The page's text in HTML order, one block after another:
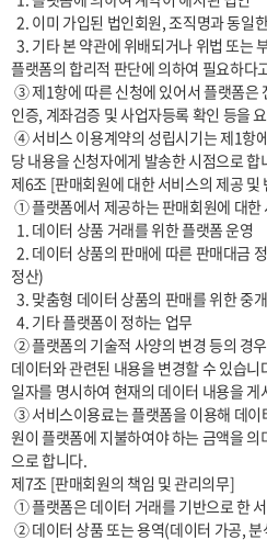
  2. 이미 가입된 법인회원, 조직명과 동일한 경우
  3. 기타 본 약관에 위배되거나 위법 또는 부당한 이용신청임이 확인된 경우 및
플랫폼의 합리적 판단에 의하여 필요하다
인증, 계좌검증 및 사업자등록 확인 등을
당 내용을 신청자에게 발송한 시점으로 합
제6조 [판매회원에 대한 서비스의 제공 및
  2. 데이터 상품의 판매에 따른 판매대금 정산 서비스(PG사를 통한 판매대금
정산)
  3. 맞춤형 데이터 상품의 판매를 위한 중개 서비스
  4. 기타 플랫폼이 정하는 업무
데이터와 관련된 내용을 변경할 수 있습
일자를 명시하여 현재의 데이터 내용을
원이 플랫폼에 지불하여야 하는 금액을
으로 합니다.
제7조 [판매회원의 책임 및 관리의무]